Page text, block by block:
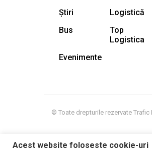
Știri
Logistică
Bus
Top
Logistica
Evenimente
© Toate drepturile rezervate Trafic
Acest website foloseste cookie-uri